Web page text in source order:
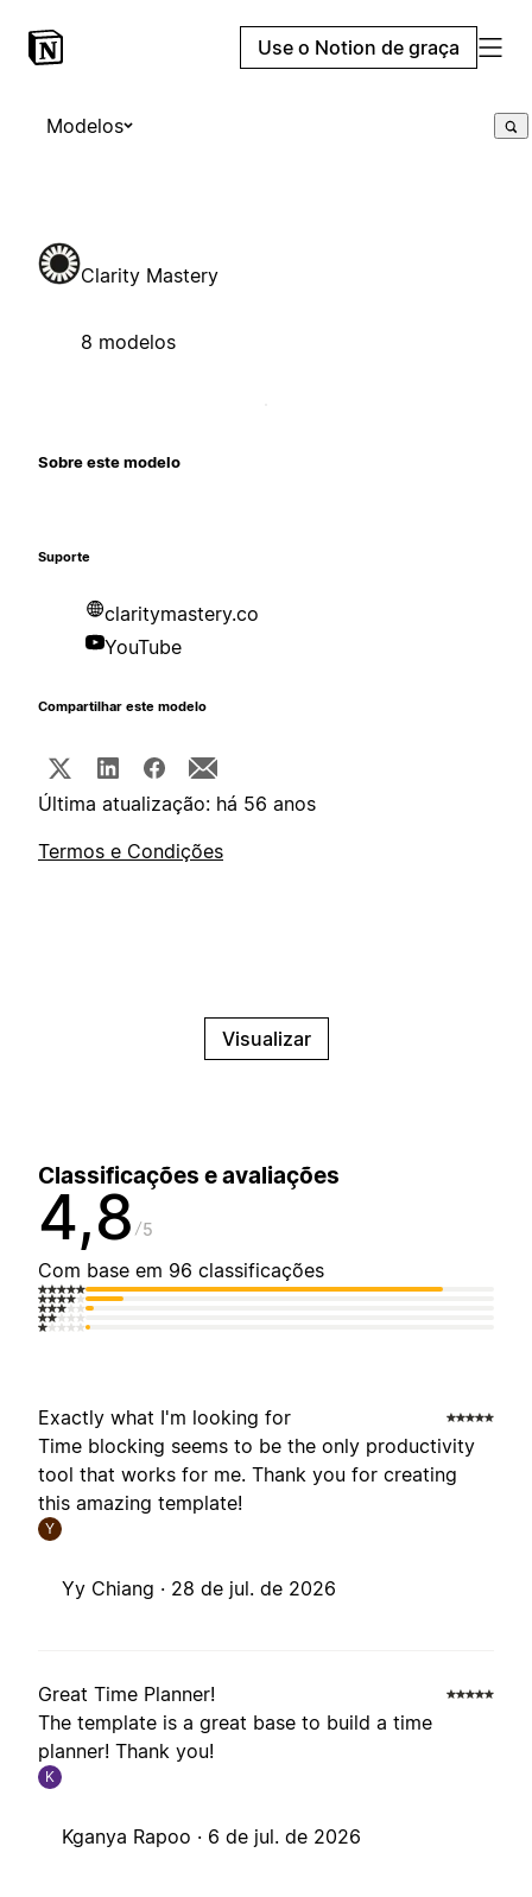
Use o Notion de graça
Modelos
Clarity Mastery
8 modelos
Sobre este modelo
Suporte
claritymastery.co
YouTube
Compartilhar este modelo
Última atualização: há 56 anos
Termos e Condições
Visualizar
Classificações e avaliações
4,8 5
Com base em 96 classificações
Exactly what I'm looking for
Time blocking seems to be the only productivity
tool that works for me. Thank you for creating
this amazing template!
Y
Yy Chiang · 28 de jul. de 2026
Great Time Planner!
The template is a great base to build a time
planner! Thank you!
K
Kganya Rapoo · 6 de jul. de 2026